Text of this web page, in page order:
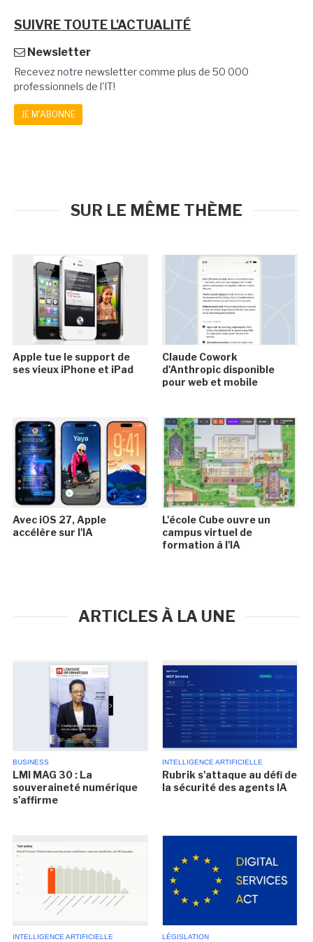
SUIVRE TOUTE L'ACTUALITÉ
Newsletter
Recevez notre newsletter comme plus de 50 000
professionnels de l'IT!
JE M'ABONNE
SUR LE MÊME THÈME
Apple tue le support de
ses vieux iPhone et iPad
Claude Cowork
d'Anthropic disponible
pour web et mobile
Avec iOS 27, Apple
accélère sur l'IA
L'école Cube ouvre un
campus virtuel de
formation à l'IA
ARTICLES À LA UNE
BUSINESS
LMI MAG 30 : La
souveraineté numérique
s'affirme
INTELLIGENCE ARTIFICIELLE
Rubrik s'attaque au défi de
la sécurité des agents IA
INTELLIGENCE ARTIFICIELLE LÉGISLATION